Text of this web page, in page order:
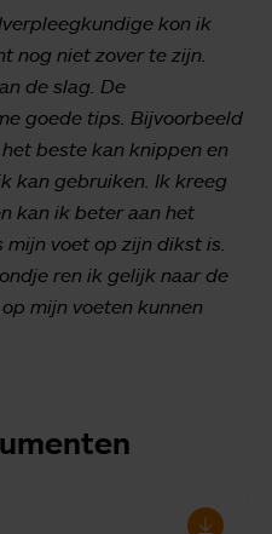
kon ik
nog niet zover te zijn.
de slag. De
goede tips. Bijvoorbeeld
beste kan knippen en
kan gebruiken. Ik kreeg
kan ik beter aan het
voet op zijn dikst is.
ren ik gelijk naar de
mijn voeten kunnen